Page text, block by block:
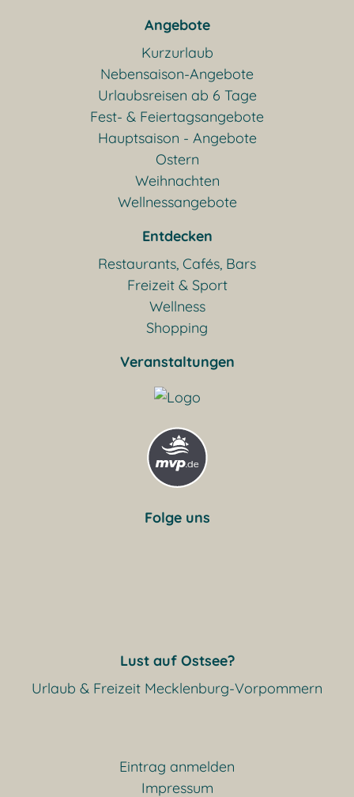
Angebote
Kurzurlaub
Nebensaison-Angebote
Urlaubsreisen ab 6 Tage
Fest- & Feiertagsangebote
Hauptsaison - Angebote
Ostern
Weihnachten
Wellnessangebote
Entdecken
Restaurants, Cafés, Bars
Freizeit & Sport
Wellness
Shopping
Veranstaltungen
Folge uns
Lust auf Ostsee?
Urlaub & Freizeit Mecklenburg-Vorpommern
Eintrag anmelden
Impressum